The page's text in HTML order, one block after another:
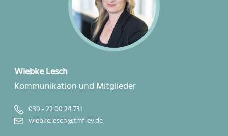
Wiebke Lesch
Kommunikation und Mitglieder
030 - 22 00 24 731
wiebke.lesch@tmf-ev.de